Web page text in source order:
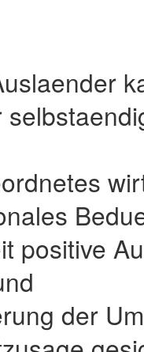
positive
der